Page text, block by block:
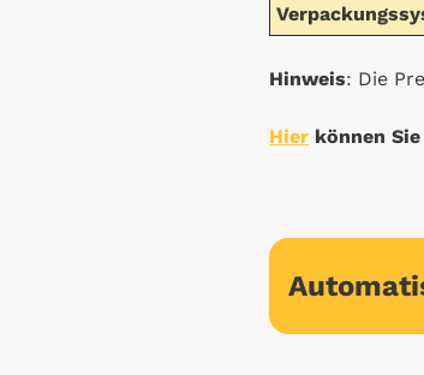
Hinweis: Die
Hier können